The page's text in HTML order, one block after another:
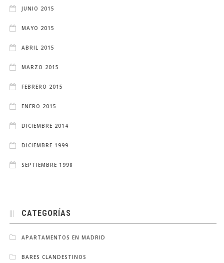
JUNIO 2015
MAYO 2015
ABRIL 2015
MARZO 2015
FEBRERO 2015
ENERO 2015
DICIEMBRE 2014
DICIEMBRE 1999
SEPTIEMBRE 1998
CATEGORÍAS
APARTAMENTOS EN MADRID
BARES CLANDESTINOS